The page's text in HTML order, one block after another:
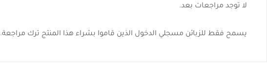
لا توجد مراجعات بعد.
يسمح فقط للزبائن مسجلي الدخول الذين قاموا بشراء هذا المنتج ترك مراجعة.